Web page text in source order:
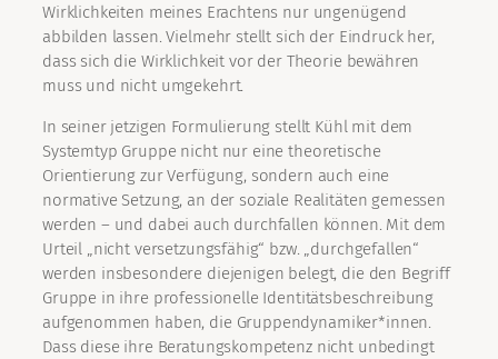
Wirklichkeiten meines Erachtens nur ungenügend
abbilden lassen. Vielmehr stellt sich der Eindruck her,
dass sich die Wirklichkeit vor der Theorie bewähren
muss und nicht umgekehrt.
In seiner jetzigen Formulierung stellt Kühl mit dem
Systemtyp Gruppe nicht nur eine theoretische
Orientierung zur Verfügung, sondern auch eine
normative Setzung, an der soziale Realitäten gemessen
werden – und dabei auch durchfallen können. Mit dem
Urteil „nicht versetzungsfähig“ bzw. „durchgefallen“
werden insbesondere diejenigen belegt, die den Begriff
Gruppe in ihre professionelle Identitätsbeschreibung
aufgenommen haben, die Gruppendynamiker*innen.
Dass diese ihre Beratungskompetenz nicht unbedingt